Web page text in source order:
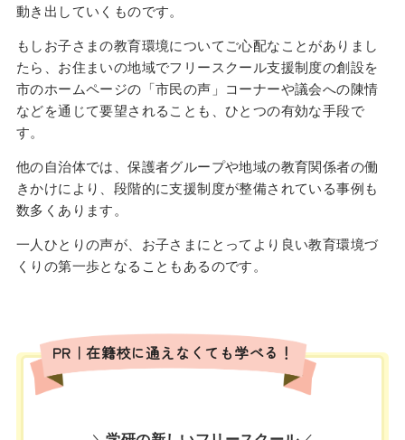
動き出していくものです。
もしお子さまの教育環境についてご心配なことがありまし
たら、お住まいの地域でフリースクール支援制度の創設を
市のホームページの「市民の声」コーナーや議会への陳情
などを通じて要望されることも、ひとつの有効な手段で
す。
他の自治体では、保護者グループや地域の教育関係者の働
きかけにより、段階的に支援制度が整備されている事例も
数多くあります。
一人ひとりの声が、お子さまにとってより良い教育環境づ
くりの第一歩となることもあるのです。
PR｜在籍校に通えなくても学べる！